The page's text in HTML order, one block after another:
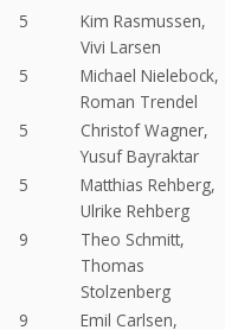
5
Kim Rasmussen,
Vivi Larsen
5
Michael Nielebock,
Roman Trendel
5
Christof Wagner,
Yusuf Bayraktar
5
Matthias Rehberg,
Ulrike Rehberg
9
Theo Schmitt,
Thomas
Stolzenberg
9 Emil Carlsen,